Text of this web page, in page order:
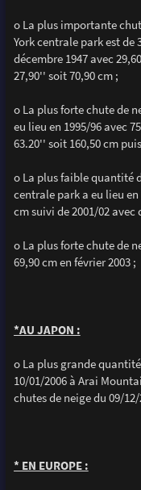
o La plus importante
York centrale park est de
décembre 1947 avec
27,90'' soit 70,90 cm ;
o La plus forte chute de
eu lieu en 1995/96 avec
63.20'' soit 160,50 cm
o La plus faible quantité
centrale park a eu lieu
cm suivi de 2001/02 avec
o La plus forte chute de
69,90 cm en février 2003 ;
*AU JAPON :
o La plus grande
10/01/2006 à Arai
chutes de neige du 09/
* EN EUROPE :